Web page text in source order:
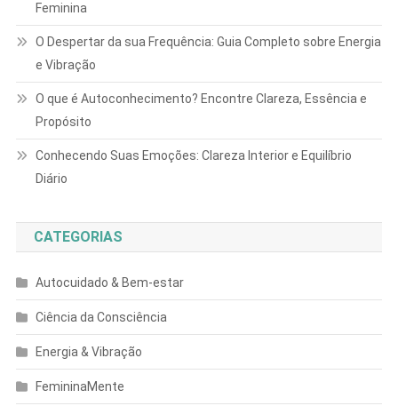
Feminina
O Despertar da sua Frequência: Guia Completo sobre Energia
e Vibração
O que é Autoconhecimento? Encontre Clareza, Essência e
Propósito
Conhecendo Suas Emoções: Clareza Interior e Equilíbrio
Diário
CATEGORIAS
Autocuidado & Bem-estar
Ciência da Consciência
Energia & Vibração
FemininaMente